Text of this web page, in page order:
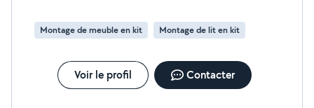
Montage de meuble en kit Montage de lit en kit
Voir le profil Contacter